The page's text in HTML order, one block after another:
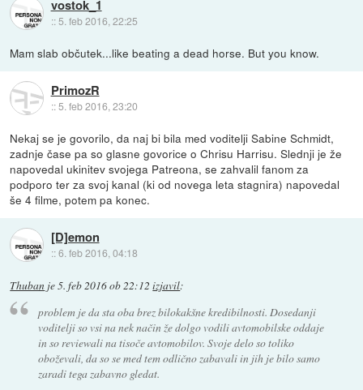
vostok_1
:: 5. feb 2016, 22:25
Mam slab občutek...like beating a dead horse. But you know.
PrimozR
::5. feb 2016, 23:20
Nekaj se je govorilo, da naj bi bila med voditelji Sabine Schmidt,
zadnje čase pa so glasne govorice o Chrisu Harrisu. Slednji je že
napovedal ukinitev svojega Patreona, se zahvalil fanom za
podporo ter za svoj kanal (ki od novega leta stagnira) napovedal
še 4 filme, potem pa konec.
[D]emon
::6. feb 2016, 04:18
Thuban je5. feb 2016 ob 22:12 izjavil:
problem je da sta oba brez bilokakšne kredibilnosti. Dosedanji
voditelji so vsi na nek način že dolgo vodili avtomobilske oddaje
in so reviewali na tisoče avtomobilov. Svoje delo so toliko
oboževali, da so se med tem odlično zabavali in jih je bilo samo
zaradi tega zabavno gledat.